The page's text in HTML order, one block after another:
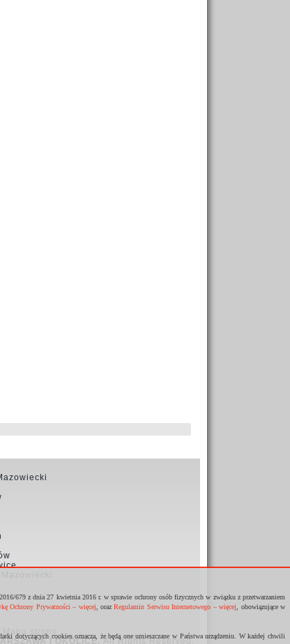
Mapa strony
I OKOLICE All Rights Reserved.
679 z dnia 27 kwietnia 2016 r. w sprawie ochrony osób fizycznych w związku z przetwarzaniem
Ochrony Prywatności – więcej , orazRegulamin Serwisu Internetowego – więcej
, obowiązujące w
dotyczących cookies oznacza, że będą one umieszczane w Państwa urządzeniu. W każdej chwili